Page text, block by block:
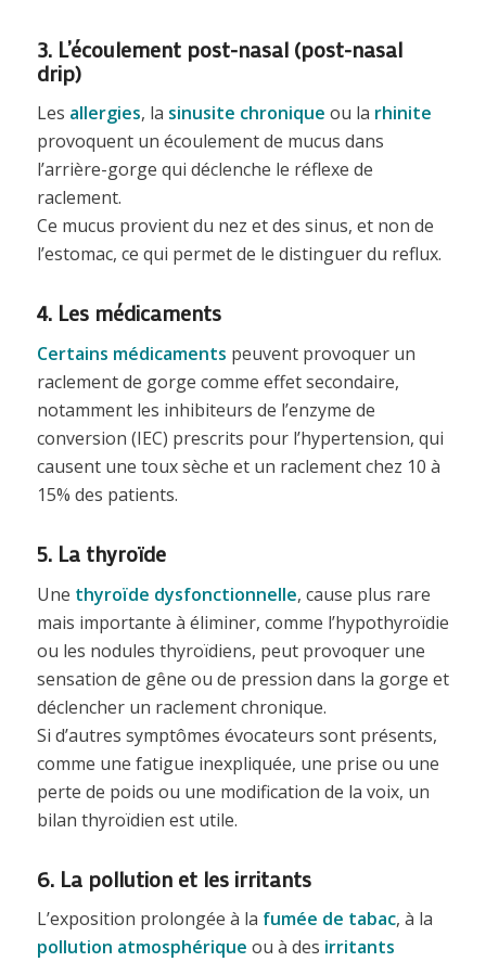
3. L’écoulement post-nasal (post-nasal
drip)
Les allergies, la sinusite chronique ou la rhinite
provoquent un écoulement de mucus dans
l’arrière-gorge qui déclenche le réflexe de
raclement.
Ce mucus provient du nez et des sinus, et non de
l’estomac, ce qui permet de le distinguer du reflux.
4. Les médicaments
Certains médicaments peuvent provoquer un
raclement de gorge comme effet secondaire,
notamment les inhibiteurs de l’enzyme de
conversion (IEC) prescrits pour l’hypertension, qui
causent une toux sèche et un raclement chez 10 à
15% des patients.
5. La thyroïde
Une thyroïde dysfonctionnelle, cause plus rare
mais importante à éliminer, comme l’hypothyroïdie
ou les nodules thyroïdiens, peut provoquer une
sensation de gêne ou de pression dans la gorge et
déclencher un raclement chronique.
Si d’autres symptômes évocateurs sont présents,
comme une fatigue inexpliquée, une prise ou une
perte de poids ou une modification de la voix, un
bilan thyroïdien est utile.
6. La pollution et les irritants
L’exposition prolongée à la fumée de tabac, à la
pollution atmosphérique ou à des irritants